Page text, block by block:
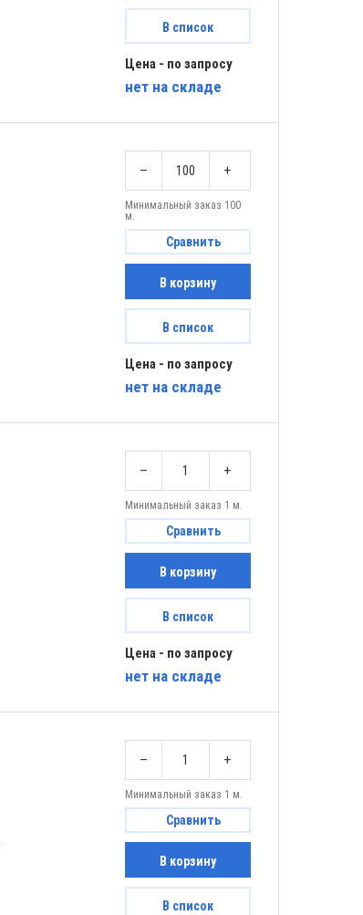
В список
Цена - по запросу
нет на складе
– +
Минимальный заказ 100
м.
Сравнить
В корзину
В список
Цена - по запросу
нет на складе
– +
Минимальный заказ 1 м.
Сравнить
В корзину
В список
Цена - по запросу
нет на складе
– +
Минимальный заказ 1 м.
Сравнить
В корзину
В список